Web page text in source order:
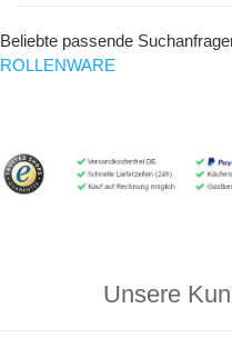
Beliebte passende
ROLLENWARE
Unsere